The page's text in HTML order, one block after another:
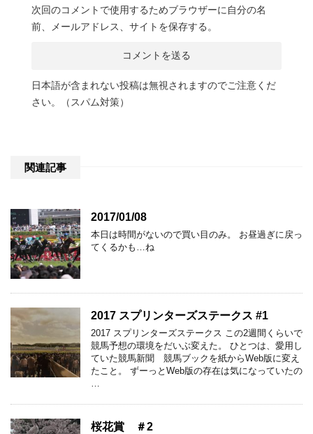
次回のコメントで使用するためブラウザーに自分の名
前、メールアドレス、サイトを保存する。
日本語が含まれない投稿は無視されますのでご注意くだ
さい。（スパム対策）
関連記事
2017/01/08
本日は時間がないので買い目のみ。 お昼過ぎに戻っ
てくるかも…ね
2017 スプリンターズステークス #1
2017 スプリンターズステークス この2週間くらいで
競馬予想の環境をだいぶ変えた。 ひとつは、愛用し
ていた競馬新聞 競馬ブックを紙からWeb版に変え
たこと。 ずーっとWeb版の存在は気になっていたの
…
桜花賞 ＃2